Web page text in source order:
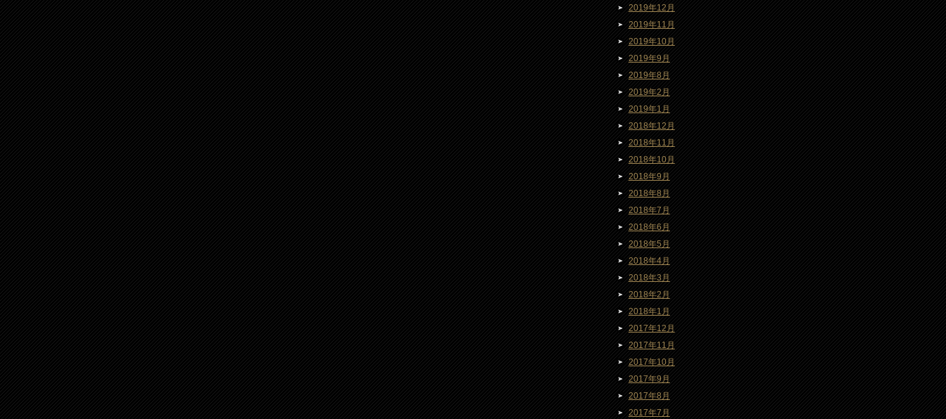
2019年12月
2019年11月
2019年10月
2019年9月
2019年8月
2019年2月
2019年1月
2018年12月
2018年11月
2018年10月
2018年9月
2018年8月
2018年7月
2018年6月
2018年5月
2018年4月
2018年3月
2018年2月
2018年1月
2017年12月
2017年11月
2017年10月
2017年9月
2017年8月
2017年7月